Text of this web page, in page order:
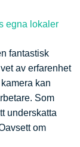
fantastisk
av erfarenhet
kan
Som
underskatta
om